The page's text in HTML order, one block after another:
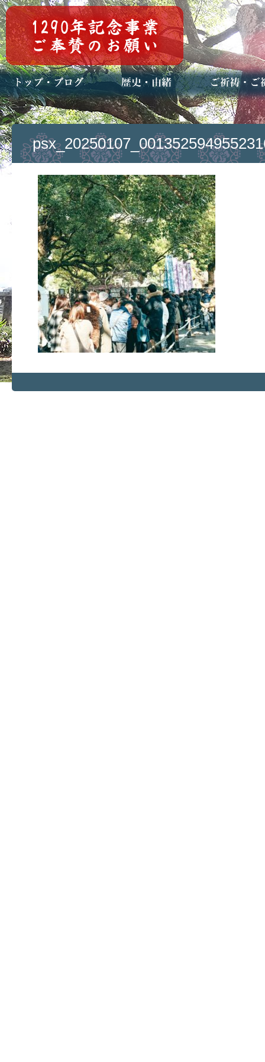
トップページ
ブログ(日々八百万)
お知らせ一覧 歴史・ご祭神
年中行事
メディア掲載 ご祈祷・ご祈
安産祈願
初宮参り
七五三詣
長寿のお祝い
神前結婚式
厄祓い・方位
車のお祓い
地鎮祭
神葬祭（神式